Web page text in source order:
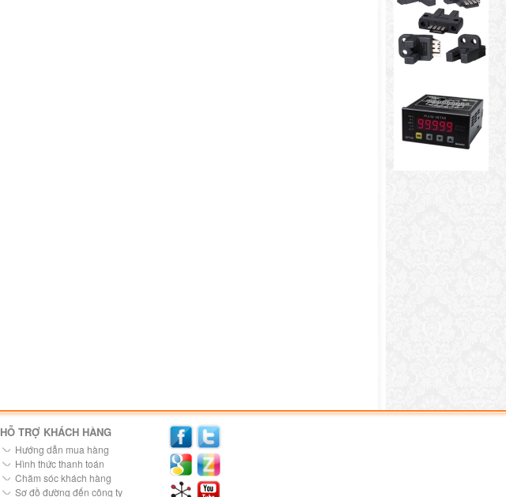
HỖ TRỢ KHÁCH HÀNG
Hướng dẫn mua hàng
Hình thức thanh toán
Chăm sóc khách hàng
Sơ đồ đường đến công ty